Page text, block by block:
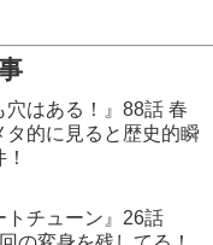
穴はある！』88話 春
的に見ると歴史的瞬
トチューン』26話